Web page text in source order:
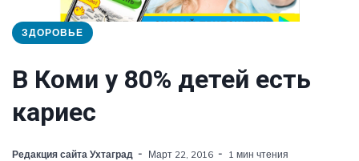
ЗДОРОВЬЕ
В Коми у 80% детей есть
кариес
Редакция сайта Ухтаград Март 22, 2016 1 мин чтения